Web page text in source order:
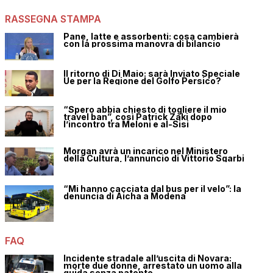
RASSEGNA STAMPA
Pane, latte e assorbenti: cosa cambierà
con la prossima manovra di bilancio
Il ritorno di Di Maio: sarà Inviato Speciale
Ue per la Regione del Golfo Persico?
“Spero abbia chiesto di togliere il mio
travel ban”, così Patrick Zaki dopo
l’incontro tra Meloni e al-Sisi
Morgan avrà un incarico nel Ministero
della Cultura, l’annuncio di Vittorio Sgarbi
“Mi hanno cacciata dal bus per il velo”: la
denuncia di Aicha a Modena
FAQ
Incidente stradale all’uscita di Novara:
morte due donne, arrestato un uomo alla